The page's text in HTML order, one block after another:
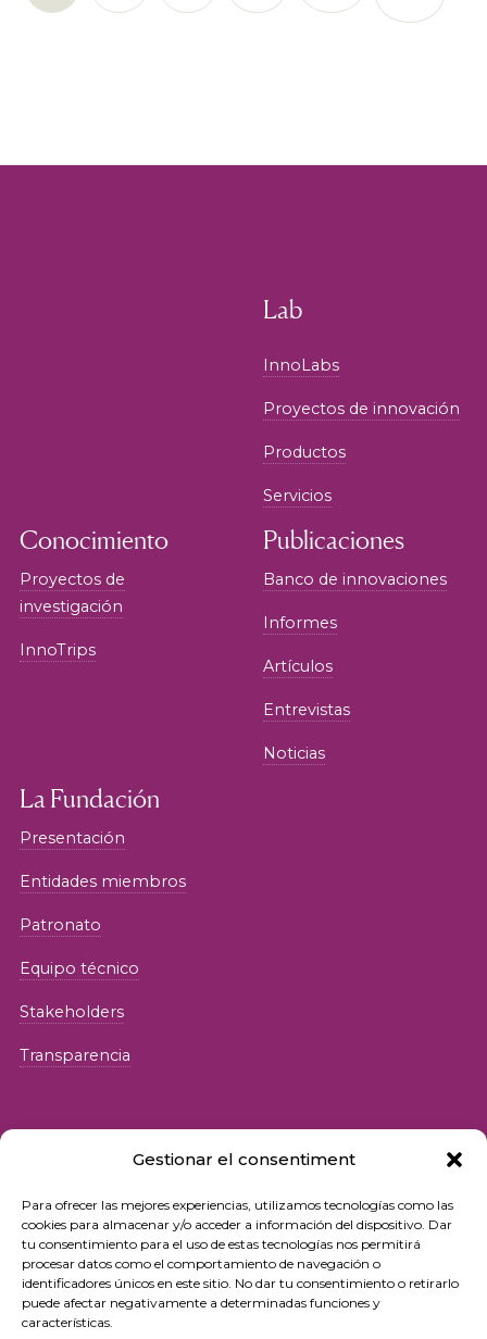
Gestionar el consentiment
Para ofrecer las mejores experiencias, utilizamos tecnologías como las
cookies para almacenar y/o acceder a información del dispositivo. Dar
tu consentimiento para el uso de estas tecnologías nos permitirá
procesar datos como el comportamiento de navegación o
identificadores únicos en este sitio. No dar tu consentimiento o retirarlo
puede afectar negativamente a determinadas funciones y
características.
Lab
InnoLabs
Proyectos de innovación
Productos
Servicios
Conocimiento
Proyectos de
investigación
InnoTrips
Publicaciones
Banco de innovaciones
Informes
Artículos
Entrevistas
Noticias
La Fundación
Presentación
Entidades miembros
Patronato
Equipo técnico
Stakeholders
Transparencia
© 2026 Fundació iSocial
Política de privacidad
Condiciones de uso